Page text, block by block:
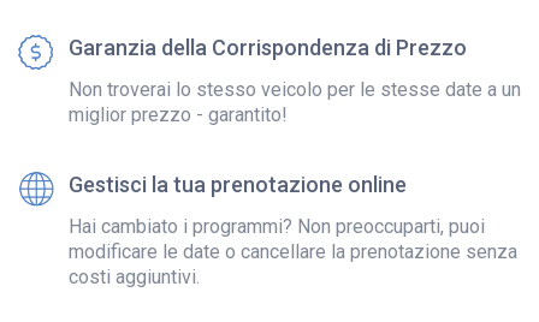
Garanzia della Corrispondenza di Prezzo
Non troverai lo stesso veicolo per le stesse date a un
miglior prezzo - garantito!
Gestisci la tua prenotazione online
Hai cambiato i programmi? Non preoccuparti, puoi
modificare le date o cancellare la prenotazione senza
costi aggiuntivi.